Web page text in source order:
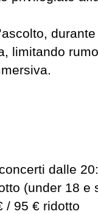
limitando
dalle
(under 18 e
/ 95 € ridotto